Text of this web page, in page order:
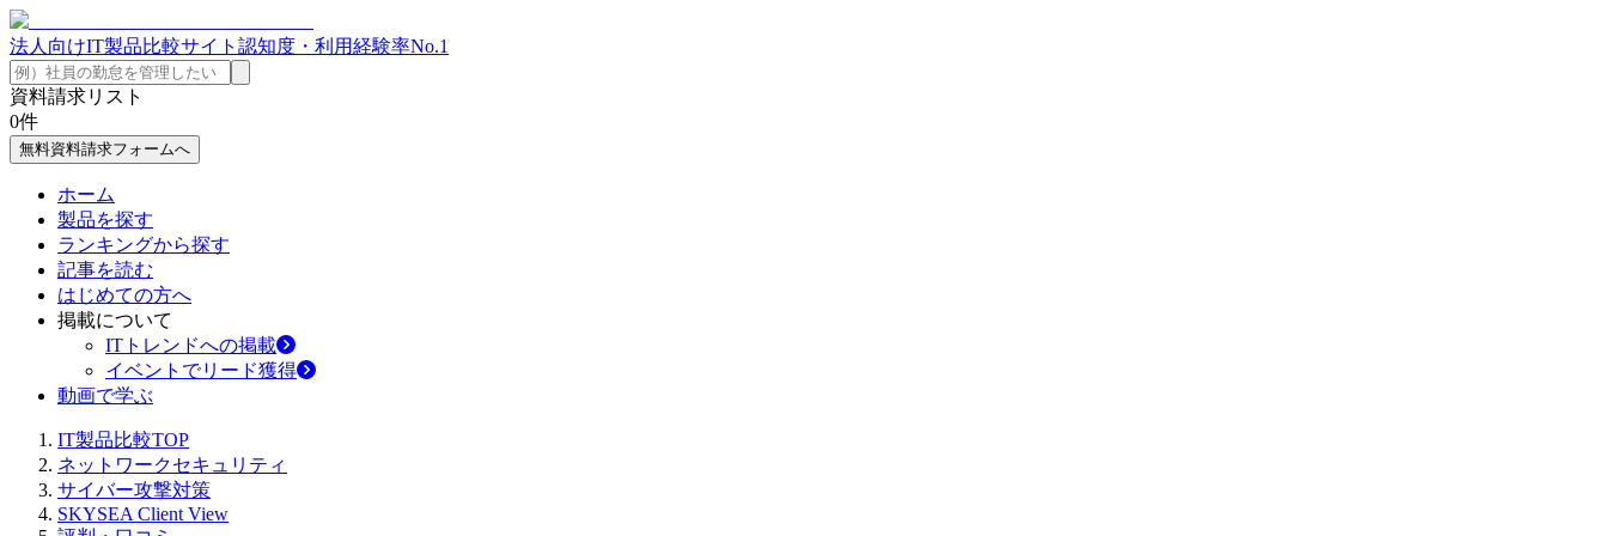
法人向けIT製品比較サイト 認知度・利用経験率No.1
資料請求リスト
0件
無料資料請求フォームへ
ホーム
製品を探す
ランキングから探す
記事を読む
はじめての方へ
掲載について
ITトレンドへの掲載
イベントでリード獲得
動画で学ぶ
IT製品比較TOP
ネットワークセキュリティ
サイバー攻撃対策
SKYSEA Client View